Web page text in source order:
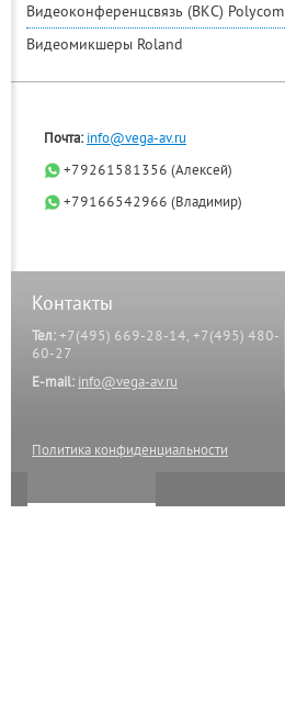
Видеоконференцсвязь (ВКС) Polycom
Видеомикшеры Roland
Почта: info@vega-av.ru
+79261581356 (Алексей)
+79166542966 (Владимир)
Контакты
Тел:+7(495) 669-28-14, +7(495) 480-
60-27
E-mail: info@vega-av.ru
Политика конфиденциальности